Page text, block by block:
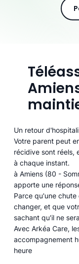
Un retour
Votre parent peut
récidive sont réels,
à chaque instant.
à Amiens (80 -
apporte une
Parce qu'une
changer, et que
sachant qu'il ne
Avec Arkéa Care,
accompagnement
heure